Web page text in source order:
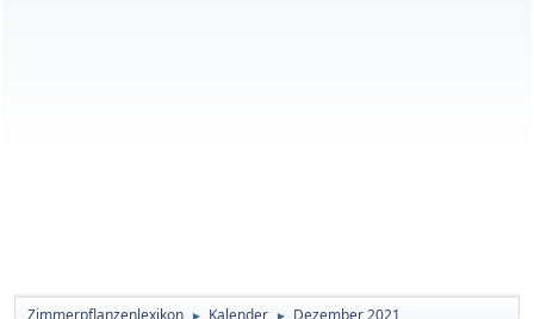
Zimmerpflanzenlexikon ► Kalender ► Dezember 2021